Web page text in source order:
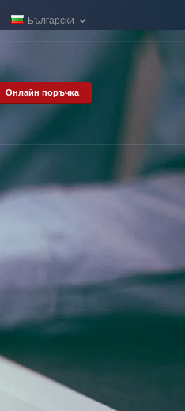
Български
Онлайн поръчка